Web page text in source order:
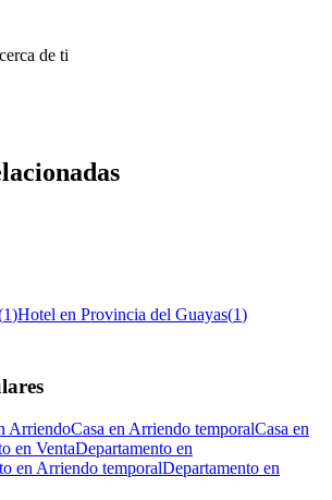
de ti
1)Hotel en Provincia del Guayas(1)
ArriendoCasa en Arriendo temporalCasa en
en VentaDepartamento en
en Arriendo temporalDepartamento en